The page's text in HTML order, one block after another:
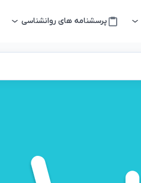
پرسشنامه های روانشناسی